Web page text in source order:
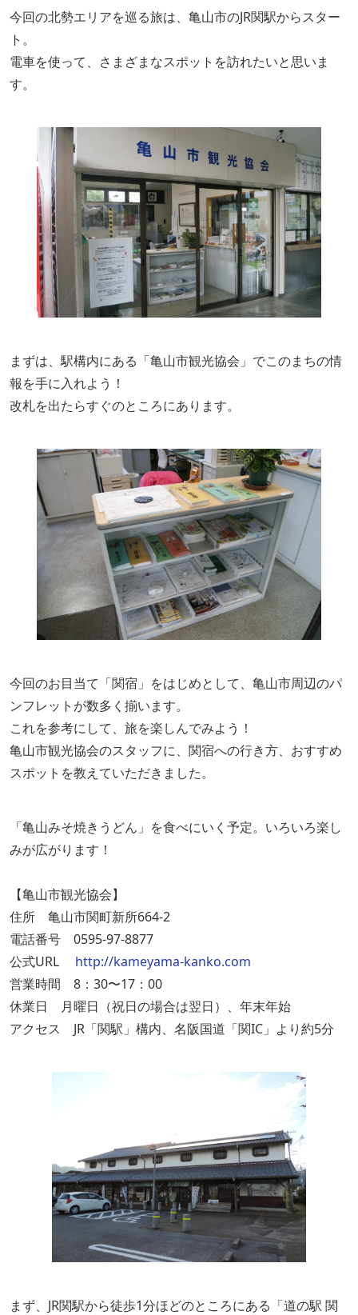
今回の北勢エリアを巡る旅は、亀山市のJR関駅からスター
ト。
電車を使って、さまざまなスポットを訪れたいと思いま
す。
まずは、駅構内にある「亀山市観光協会」でこのまちの情
報を手に入れよう！
改札を出たらすぐのところにあります。
今回のお目当て「関宿」をはじめとして、亀山市周辺のパ
ンフレットが数多く揃います。
これを参考にして、旅を楽しんでみよう！
亀山市観光協会のスタッフに、関宿への行き方、おすすめ
スポットを教えていただきました。
「亀山みそ焼きうどん」を食べにいく予定。いろいろ楽し
みが広がります！
【亀山市観光協会】
住所 亀山市関町新所664-2
電話番号 0595-97-8877
公式URL http://kameyama-kanko.com
営業時間 8：30〜17：00
休業日 月曜日（祝日の場合は翌日）、年末年始
アクセス JR「関駅」構内、名阪国道「関IC」より約5分
まず、JR関駅から徒歩1分ほどのところにある「道の駅 関